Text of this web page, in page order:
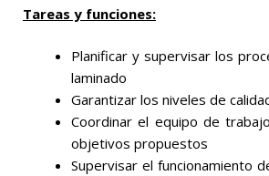
Tareas y funciones:
Planificar y supervisar los
laminado
Garantizar los niveles de
Coordinar el equipo de
objetivos propuestos
Supervisar el funcionamiento